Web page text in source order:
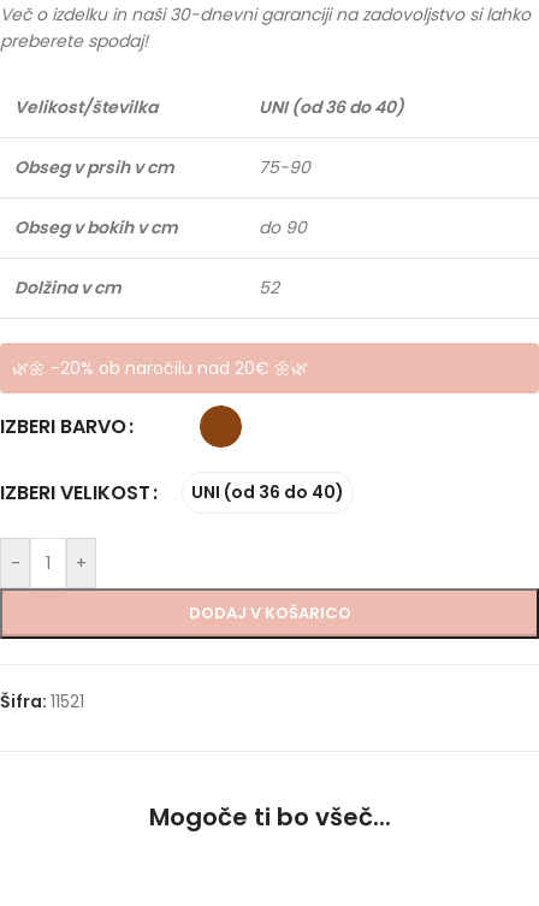
Več o izdelku in naši 30-dnevni garanciji na zadovoljstvo si lahko
preberete spodaj!
Velikost/številka UNI (od 36 do 40)
Obseg v prsih v cm 75-90
Obseg v bokih v cm do 90
Dolžina v cm 52
🌿🌼 -20% ob naročilu nad 20€ 🌼🌿
IZBERI BARVO
IZBERI VELIKOST UNI (od 36 do 40)
- +
DODAJ V KOŠARICO
Šifra: 11521
Mogoče ti bo všeč...